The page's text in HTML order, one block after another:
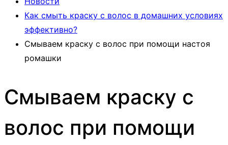
Как смыть краску с волос в домашних условиях
эффективно?
Смываем краску с волос при помощи настоя
ромашки
Смываем краску с
волос при помощи